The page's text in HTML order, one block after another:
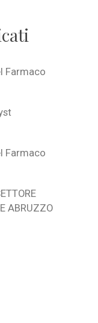
Farmaco
Farmaco
ABRUZZO